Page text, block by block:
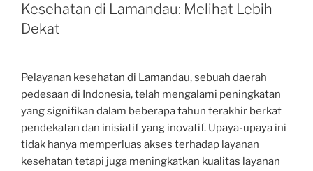
Kesehatan di Lamandau: Melihat Lebih
Dekat
Pelayanan kesehatan di Lamandau, sebuah daerah
pedesaan di Indonesia, telah mengalami peningkatan
yang signifikan dalam beberapa tahun terakhir berkat
pendekatan dan inisiatif yang inovatif. Upaya-upaya ini
tidak hanya memperluas akses terhadap layanan
kesehatan tetapi juga meningkatkan kualitas layanan